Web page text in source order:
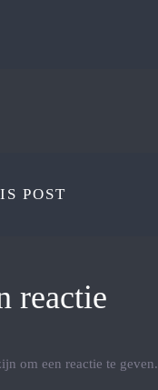
POST
reactie
om een reactie te geven.